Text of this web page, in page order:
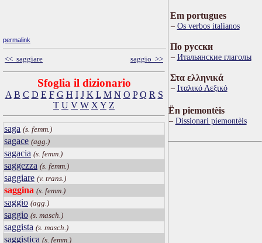
permalink
<< saggiare saggio >>
Sfoglia il dizionario
A B C D E F G H I J K L M N O P Q R S
T U V W X Y Z
saga (s. femm.)
sagace (agg.)
sagacia (s. femm.)
saggezza (s. femm.)
saggiare (v. trans.)
saggina (s. femm.)
saggio (agg.)
saggio (s. masch.)
saggista (s. masch.)
saggistica (s. femm.)
Em portugues
Os verbos italianos
По русски
Итальянские глаголы
Στα ελληνικά
Ιταλικό Λεξικό
Ën piemontèis
Dissionari piemontèis